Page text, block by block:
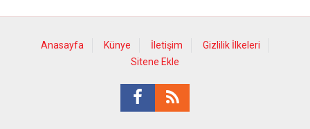
Anasayfa Künye İletişim
Gizlilik İlkeleri
Sitene Ekle